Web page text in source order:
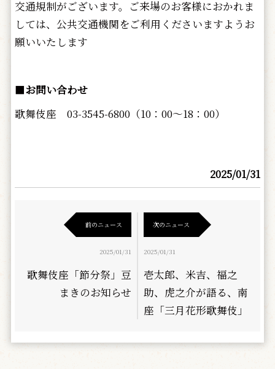
交通規制がございます。ご来場のお客様におかれま
しては、公共交通機関をご利用くださいますようお
願いいたします
■お問い合わせ
歌舞伎座 03-3545-6800（10：00～18：00）
2025/01/31
前のニュース
2025/01/31
歌舞伎座「節分祭」豆
まきのお知らせ
次のニュース
2025/01/31
壱太郎、米吉、福之
助、虎之介が語る、南
座「三月花形歌舞伎」